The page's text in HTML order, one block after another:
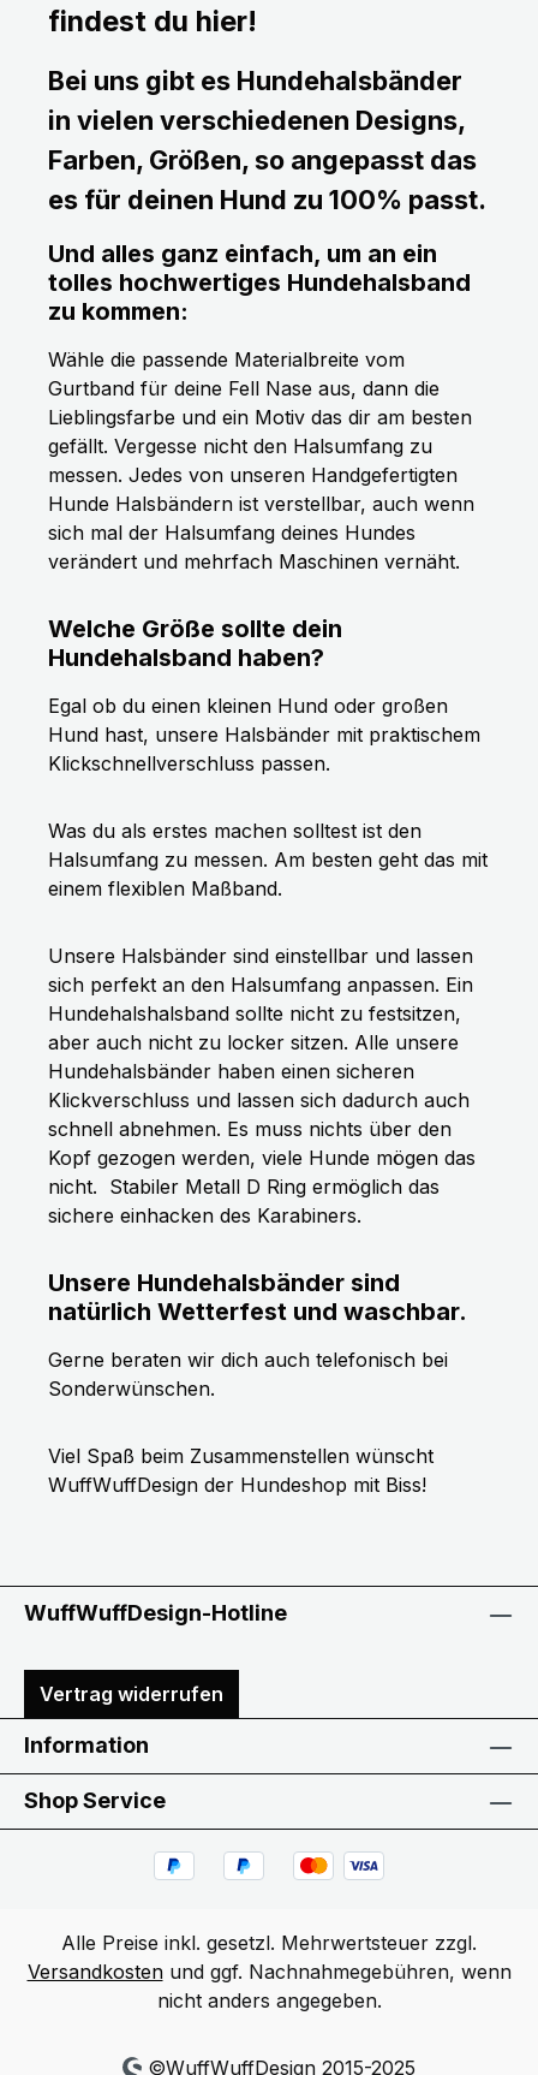
findest du hier!
Bei uns gibt es Hundehalsbänder
in vielen verschiedenen Designs,
Farben, Größen, so angepasst das
es für deinen Hund zu 100% passt.
Und alles ganz einfach, um an ein
tolles hochwertiges Hundehalsband
zu kommen:
Wähle die passende Materialbreite vom
Gurtband für deine Fell Nase aus, dann die
Lieblingsfarbe und ein Motiv das dir am besten
gefällt. Vergesse nicht den Halsumfang zu
messen. Jedes von unseren Handgefertigten
Hunde Halsbändern ist verstellbar, auch wenn
sich mal der Halsumfang deines Hundes
verändert und mehrfach Maschinen vernäht.
Welche Größe sollte dein
Hundehalsband haben?
Egal ob du einen kleinen Hund oder großen
Hund hast, unsere Halsbänder mit praktischem
Klickschnellverschluss passen.
Was du als erstes machen solltest ist den
Halsumfang zu messen. Am besten geht das mit
einem flexiblen Maßband.
Unsere Halsbänder sind einstellbar und lassen
sich perfekt an den Halsumfang anpassen. Ein
Hundehalshalsband sollte nicht zu festsitzen,
aber auch nicht zu locker sitzen. Alle unsere
Hundehalsbänder haben einen sicheren
Klickverschluss und lassen sich dadurch auch
schnell abnehmen. Es muss nichts über den
Kopf gezogen werden, viele Hunde mögen das
nicht. Stabiler Metall D Ring ermöglich das
sichere einhacken des Karabiners.
Unsere Hundehalsbänder sind
natürlich Wetterfest und waschbar.
Gerne beraten wir dich auch telefonisch bei
Sonderwünschen.
Viel Spaß beim Zusammenstellen wünscht
WuffWuffDesign der Hundeshop mit Biss!
WuffWuffDesign-Hotline
Vertrag widerrufen
Information
Shop Service
Alle Preise inkl. gesetzl. Mehrwertsteuer zzgl.
Versandkostenund ggf. Nachnahmegebühren, wenn
nicht anders angegeben.
©WuffWuffDesign 2015-2025